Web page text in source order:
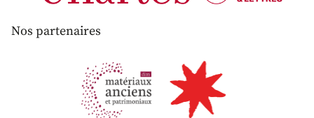
Nos partenaires